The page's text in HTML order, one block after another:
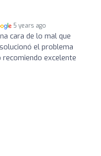
5 years ago
cara de lo mal que
el problema
excelente